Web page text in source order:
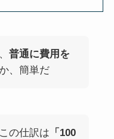
普通に費用を
、簡単だ
の仕訳は 「100